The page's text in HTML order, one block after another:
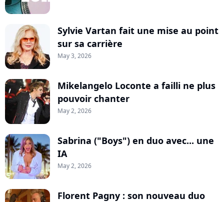
Sylvie Vartan fait une mise au point
sur sa carrière
May 3, 2026
Mikelangelo Loconte a failli ne plus
pouvoir chanter
May 2, 2026
Sabrina ("Boys") en duo avec... une
IA
May 2, 2026
Florent Pagny : son nouveau duo